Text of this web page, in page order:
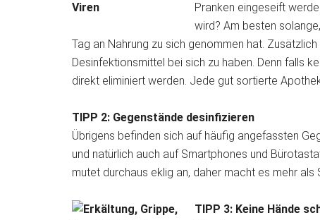
Pranken eingeseift
wird? Am besten
Tag an Nahrung zu sich genommen hat.
Desinfektionsmittel bei sich zu haben. Denn falls
direkt eliminiert werden. Jede gut sortierte
TIPP 2: Gegenstände desinfizieren
Übrigens befinden sich auf häufig angefassten
und natürlich auch auf Smartphones und
mutet durchaus eklig an, daher macht es mehr
TIPP 3: Keine Hände